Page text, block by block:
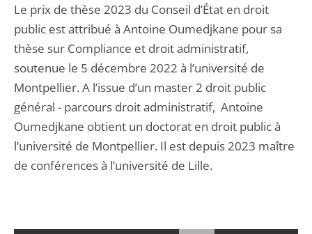
Le prix de thèse 2023 du Conseil d’État en droit
public est attribué à Antoine Oumedjkane pour sa
thèse sur Compliance et droit administratif,
soutenue le 5 décembre 2022 à l’université de
Montpellier. A l’issue d’un master 2 droit public
général - parcours droit administratif, Antoine
Oumedjkane obtient un doctorat en droit public à
l’université de Montpellier. Il est depuis 2023 maître
de conférences à l’université de Lille.